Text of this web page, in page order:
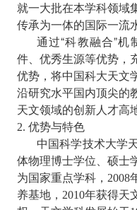
就一大批在本学科领域
传承为一体的国际一流
通过“科教融合”
件、优秀生源等优势，
优势，将中国科大天文
沿研究水平国内顶尖的
天文领域的创新人才高
2. 优势与特色
中国科学技术大学
体物理博士学位、硕士
为国家重点学科， 2008
养基地， 2010年获得天